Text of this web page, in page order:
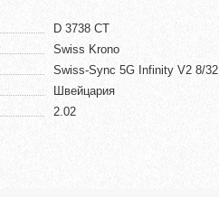
D 3738 CT
Swiss Krono
Swiss-Sync 5G Infinity V2 8/32
Швейцария
2.02